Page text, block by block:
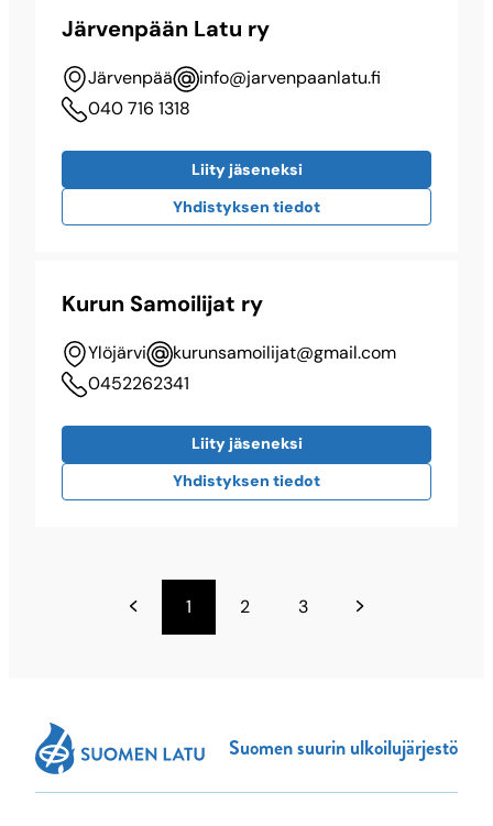
Järvenpään Latu ry
Järvenpää
info@​jarvenpaanlatu.fi
040 716 1318
Liity jäseneksi
Yhdistyksen tiedot
Kurun Samoilijat ry
Ylöjärvi
kurunsamoilijat@​gmail.com
0452262341
Liity jäseneksi
Yhdistyksen tiedot
1 2 3
Suomen suurin ulkoilujärjestö